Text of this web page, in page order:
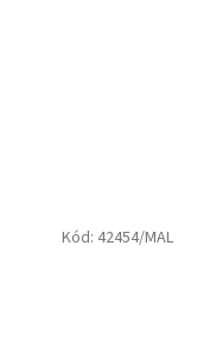
Kód: 42454/MAL